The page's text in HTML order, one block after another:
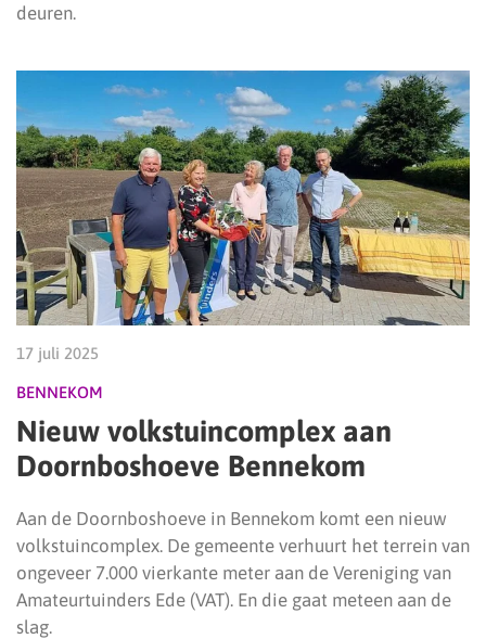
deuren.
17 juli 2025
BENNEKOM
Nieuw volkstuincomplex aan
Doornboshoeve Bennekom
Aan de Doornboshoeve in Bennekom komt een nieuw
volkstuincomplex. De gemeente verhuurt het terrein van
ongeveer 7.000 vierkante meter aan de Vereniging van
Amateurtuinders Ede (VAT). En die gaat meteen aan de
slag.